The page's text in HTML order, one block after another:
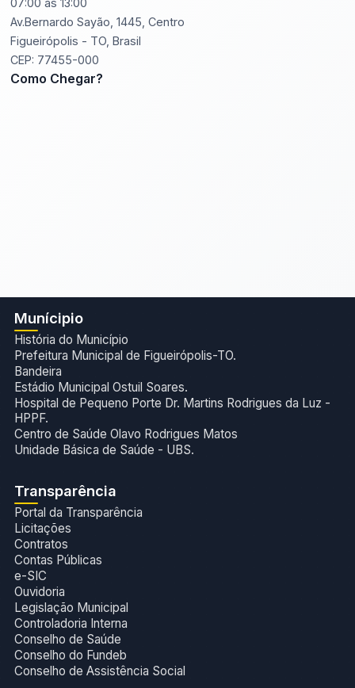
07:00 às 13:00
Av.Bernardo Sayão, 1445, Centro
Figueirópolis - TO, Brasil
CEP: 77455-000
Como Chegar?
Munícipio
História do Município
Prefeitura Municipal de Figueirópolis-TO.
Bandeira
Estádio Municipal Ostuil Soares.
Hospital de Pequeno Porte Dr. Martins Rodrigues da Luz -
HPPF.
Centro de Saúde Olavo Rodrigues Matos
Unidade Básica de Saúde - UBS.
Transparência
Portal da Transparência
Licitações
Contratos
Contas Públicas
e-SIC
Ouvidoria
Legislação Municipal
Controladoria Interna
Conselho de Saúde
Conselho do Fundeb
Conselho de Assistência Social